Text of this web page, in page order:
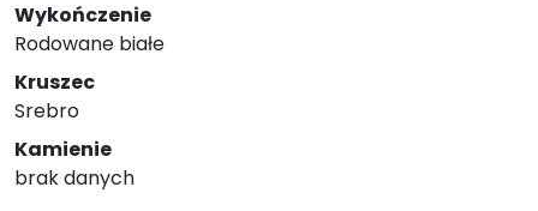
Wykończenie
Rodowane białe
Kruszec
Srebro
Kamienie
brak danych